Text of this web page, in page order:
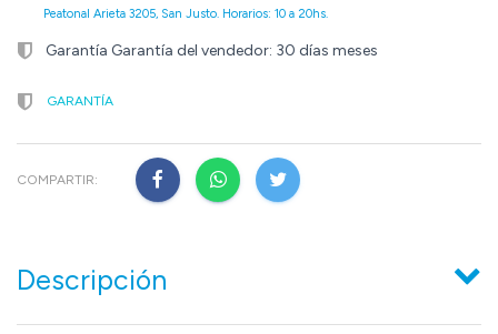
Peatonal Arieta 3205, San Justo. Horarios: 10 a 20hs.
Garantía Garantía del vendedor: 30 días meses
GARANTÍA
COMPARTIR:
Descripción